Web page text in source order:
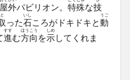
屋外パビリオン。 特殊な技
と
った石
いし
ころがドキドキと動
うご
進
すす
む方
ほう
向
こう
を示
しめ
してくれま